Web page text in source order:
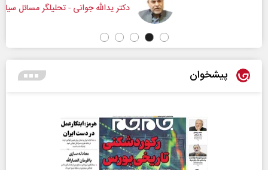
دکتر یدالله جوانی - تحلیلگر مسائل سیاسی
پیشخوان